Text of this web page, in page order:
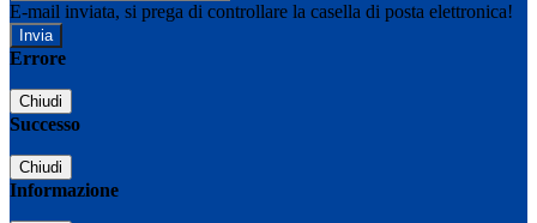
E-mail inviata, si prega di controllare la casella di posta elettronica!
Errore
Chiudi
Successo
Chiudi
Informazione